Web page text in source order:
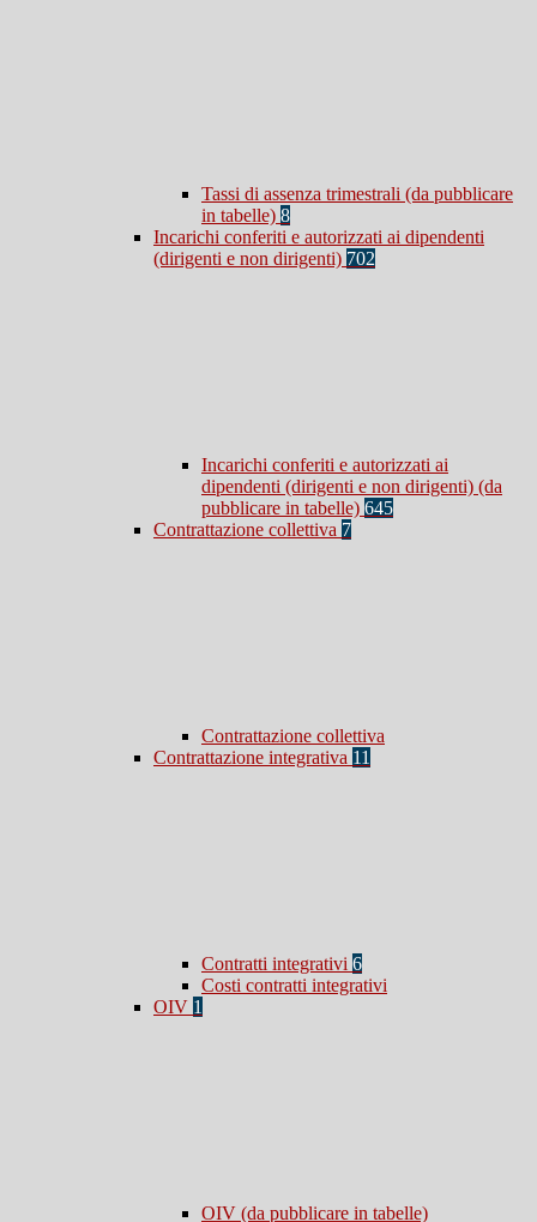
Tassi di assenza trimestrali (da pubblicare
in tabelle) 8
Incarichi conferiti e autorizzati ai dipendenti
(dirigenti e non dirigenti) 702
Incarichi conferiti e autorizzati ai
dipendenti (dirigenti e non dirigenti) (da
pubblicare in tabelle) 645
Contrattazione collettiva 7
Contrattazione collettiva
Contrattazione integrativa 11
Contratti integrativi 6
Costi contratti integrativi
OIV 1
OIV (da pubblicare in tabelle)